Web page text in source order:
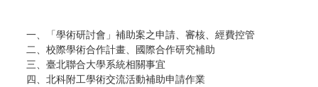
一、「學術研討會」補助案之申請、審核、經費控管
二、校際學術合作計畫、國際合作研究補助
三、臺北聯合大學系統相關事宜
四、北科附工學術交流活動補助申請作業